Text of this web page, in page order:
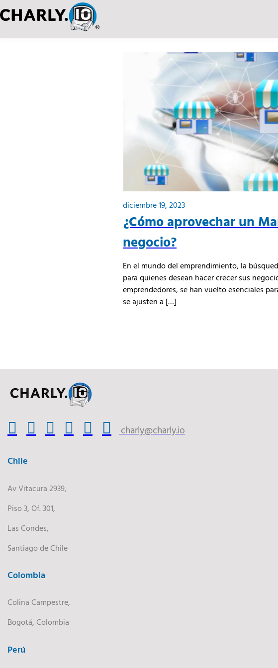
diciembre 19, 2023
¿Cómo aprovechar un
negocio?
En el mundo del emprendimiento, la
para quienes desean hacer crecer sus
emprendedores, se han vuelto esenciales
se ajusten a […]
charly@charly.io
Chile
Av Vitacura 2939,
Piso 3, Of. 301,
Las Condes,
Santiago de Chile
Colombia
Colina Campestre,
Bogotá, Colombia
Perú